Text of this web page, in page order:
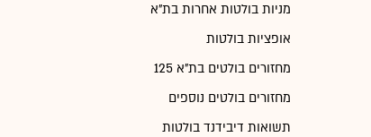
מניות בולטות אחרות בת"א
אופציות בולטות
מחזורים בולטים בת"א 125
מחזורים בולטים נוספים
תשואות דיבידנד בולטות